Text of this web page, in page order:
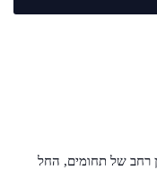
רחב של תחומים, החל